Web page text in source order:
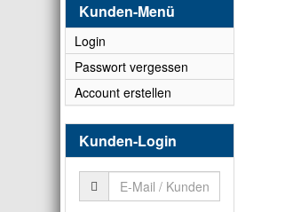
Kunden-Menü
Login
Passwort vergessen
Account erstellen
Kunden-Login